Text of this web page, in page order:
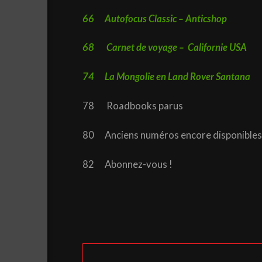
66 Autofocus Classic – Anticshop
68 Carnet de voyage – Californie USA
74 La Mongolie en Land Rover Santana
78 Roadbooks parus
80 Anciens numéros encore disponibles
82 Abonnez-vous !